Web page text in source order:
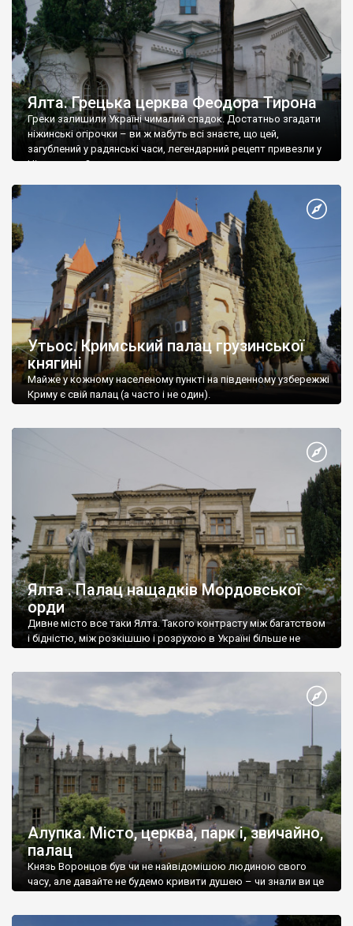
Ялта. Грецька церква Феодора Тирона
Греки залишили Україні чималий спадок. Достатньо згадати
ніжинські огірочки – ви ж мабуть всі знаєте, що цей,
загублений у радянські часи, легендарний рецепт привезли у
Ніжин греки?
Утьос. Кримський палац грузинської
княгині
Майже у кожному населеному пункті на південному узбережжі
Криму є свій палац (а часто і не один).
Ялта . Палац нащадків Мордовської
орди
Дивне місто все таки Ялта. Такого контрасту між багатством
і бідністю, між розкішшю і розрухою в Україні більше не
Алупка. Місто, церква, парк і, звичайно,
палац
Князь Воронцов був чи не найвідомішою людиною свого
часу, але давайте не будемо кривити душею – чи знали ви це